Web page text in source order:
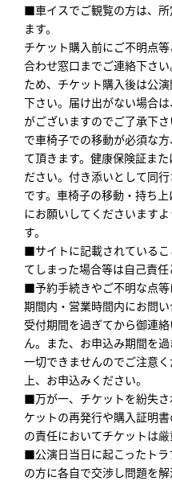
■車イスでご観覧の方は、
ます。
チケット購入前にご不明点
合わせ窓口までご連絡下さ
ため、チケット購入後は公
下さい。届け出がない場合
がございますのでご了承下
で車椅子での移動が必須な
て頂きます。健康保険証ま
ださい。付き添いとして同
です。車椅子の移動・持ち
にお願いしてくださいます
す。
■サイトに記載されている
てしまった場合等は自己責任
■予約手続きやご不明な点
期間内・営業時間内にお問
受付期間を過ぎてから御連
ん。また、お申込み期間を
一切できませんのでご注意
上、お申込みください。
■万が一、チケットを紛失
ケットの再発行や購入証明
の責任においてチケットは厳
■公演日当日に起こったト
の方に各自で交渉し問題を